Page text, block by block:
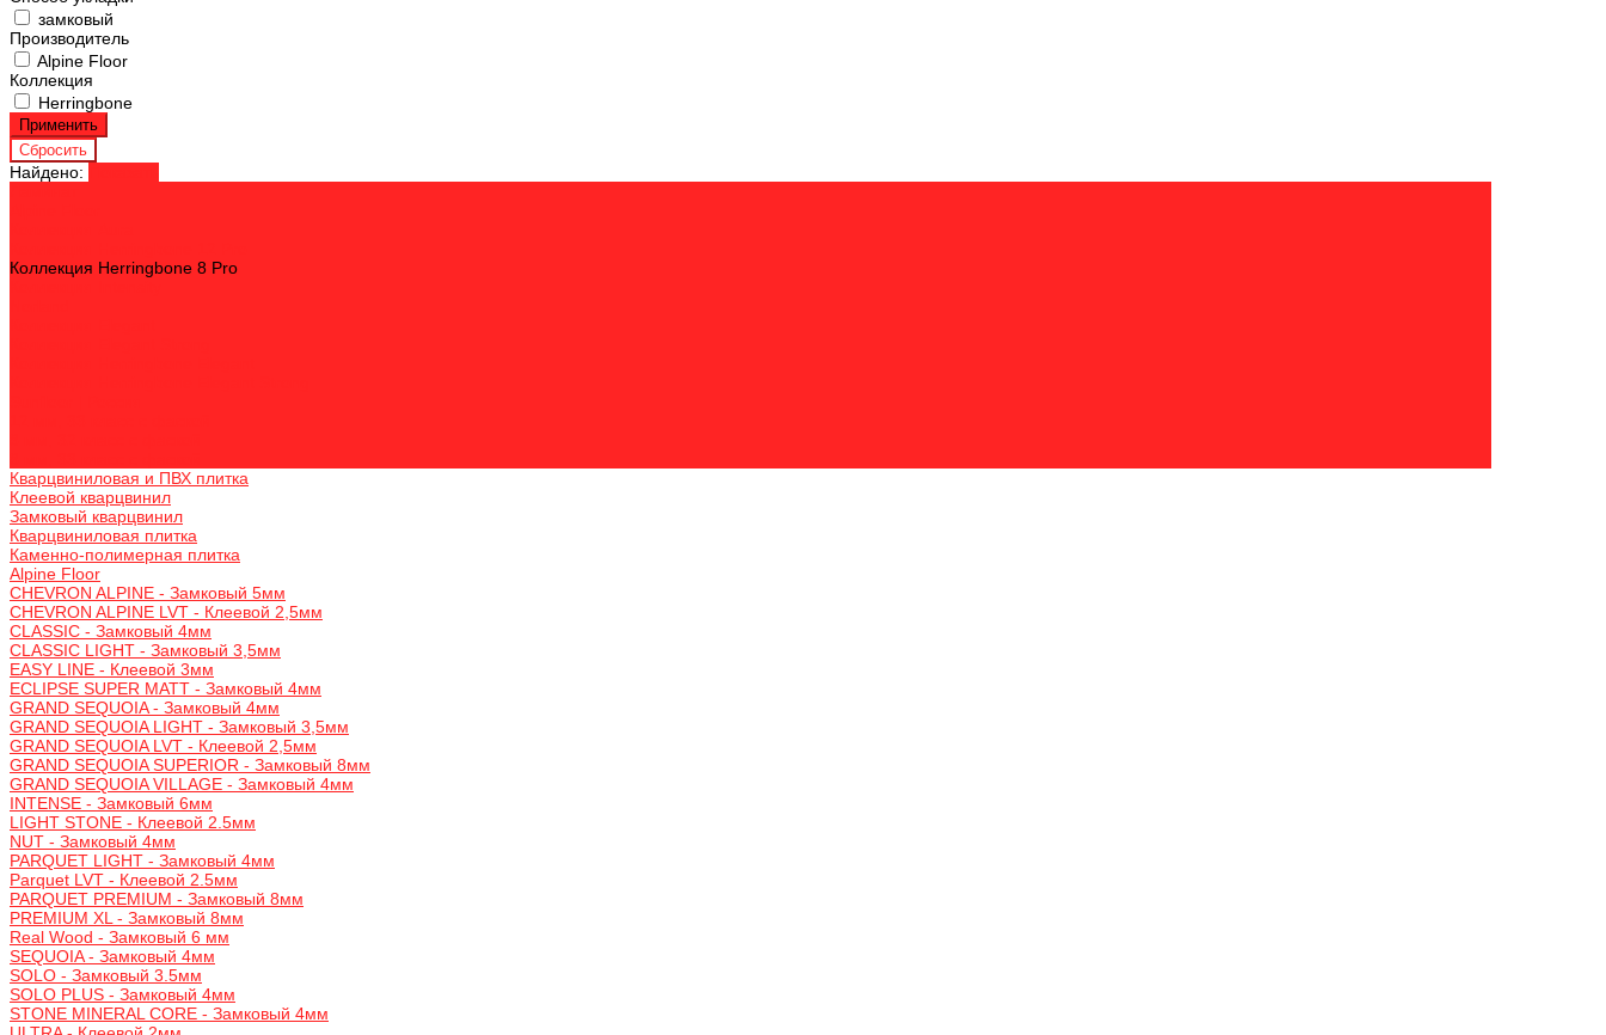
замковый
Производитель
Alpine Floor
Коллекция
Herringbone
Найдено:
Коллекция Herringbone 8 Pro
Кварцвиниловая и ПВХ плитка
Клеевой кварцвинил
Замковый кварцвинил
Кварцвиниловая плитка
Каменно-полимерная плитка
Alpine Floor
CHEVRON ALPINE - Замковый 5мм
CHEVRON ALPINE LVT - Клеевой 2,5мм
CLASSIC - Замковый 4мм
CLASSIC LIGHT - Замковый 3,5мм
EASY LINE - Клеевой 3мм
ECLIPSE SUPER MATT - Замковый 4мм
GRAND SEQUOIA - Замковый 4мм
GRAND SEQUOIA LIGHT - Замковый 3,5мм
GRAND SEQUOIA LVT - Клеевой 2,5мм
GRAND SEQUOIA SUPERIOR - Замковый 8мм
GRAND SEQUOIA VILLAGE - Замковый 4мм
INTENSE - Замковый 6мм
LIGHT STONE - Клеевой 2.5мм
NUT - Замковый 4мм
PARQUET LIGHT - Замковый 4мм
Parquet LVT - Клеевой 2.5мм
PARQUET PREMIUM - Замковый 8мм
PREMIUM XL - Замковый 8мм
Real Wood - Замковый 6 мм
SEQUOIA - Замковый 4мм
SOLO - Замковый 3.5мм
SOLO PLUS - Замковый 4мм
STONE MINERAL CORE - Замковый 4мм